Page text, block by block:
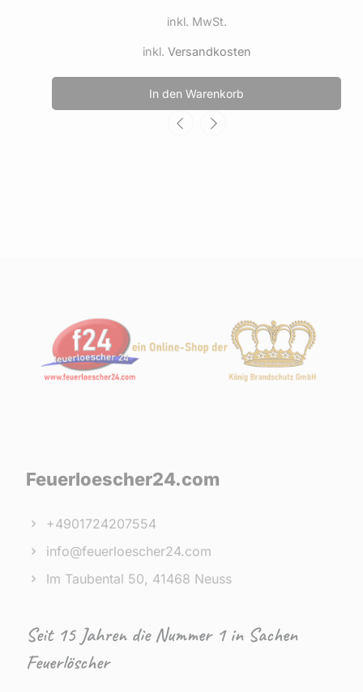
inkl. MwSt.
inkl. Versandkosten
In den Warenkorb
Feuerloescher24.com
+4901724207554
info@feuerloescher24.com
Im Taubental 50, 41468 Neuss
Seit 15 Jahren die Nummer 1 in Sachen
Feuerlöscher